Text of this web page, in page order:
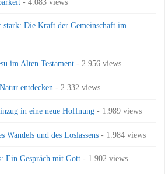
stark: Die Kraft der Gemeinschaft im
im Alten Testament - 2.956 views
entdecken - 2.332 views
in eine neue Hoffnung - 1.989 views
Wandels und des Loslassens - 1.984 views
Ein Gespräch mit Gott - 1.902 views